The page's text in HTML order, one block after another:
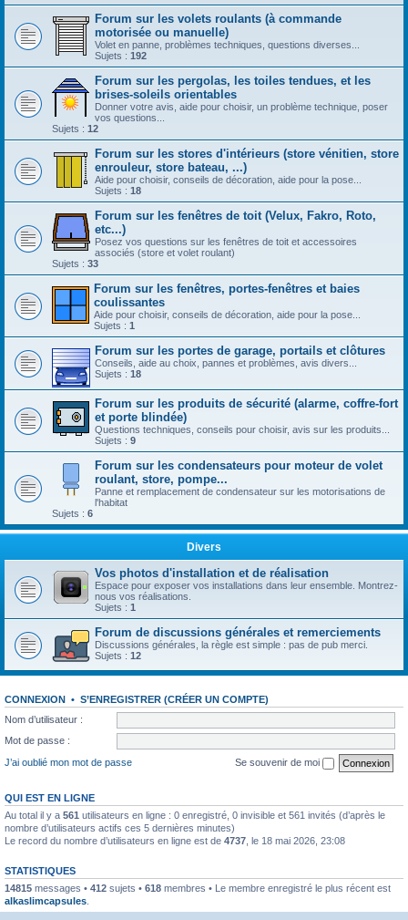
Forum sur les volets roulants (à commande
motorisée ou manuelle)
Volet en panne, problèmes techniques, questions diverses...
Sujets : 192
Forum sur les pergolas, les toiles tendues, et les
brises-soleils orientables
Donner votre avis, aide pour choisir, un problème technique, poser
vos questions...
Sujets : 12
Forum sur les stores d'intérieurs (store vénitien, store
enrouleur, store bateau, ...)
Aide pour choisir, conseils de décoration, aide pour la pose...
Sujets : 18
Forum sur les fenêtres de toit (Velux, Fakro, Roto,
etc...)
Posez vos questions sur les fenêtres de toit et accessoires
associés (store et volet roulant)
Sujets : 33
Forum sur les fenêtres, portes-fenêtres et baies
coulissantes
Aide pour choisir, conseils de décoration, aide pour la pose...
Sujets : 1
Forum sur les portes de garage, portails et clôtures
Conseils, aide au choix, pannes et problèmes, avis divers...
Sujets : 18
Forum sur les produits de sécurité (alarme, coffre-fort
et porte blindée)
Questions techniques, conseils pour choisir, avis sur les produits...
Sujets : 9
Forum sur les condensateurs pour moteur de volet
roulant, store, pompe...
Panne et remplacement de condensateur sur les motorisations de
l'habitat
Sujets : 6
Divers
Vos photos d'installation et de réalisation
Espace pour exposer vos installations dans leur ensemble. Montrez-
nous vos réalisations.
Sujets : 1
Forum de discussions générales et remerciements
Discussions générales, la règle est simple : pas de pub merci.
Sujets : 12
CONNEXION • S’ENREGISTRER (CRÉER UN COMPTE)
Nom d’utilisateur :
Mot de passe :
J’ai oublié mon mot de passe
Se souvenir de moi
QUI EST EN LIGNE
Au total il y a 561 utilisateurs en ligne : 0 enregistré, 0 invisible et 561 invités (d’après le
nombre d’utilisateurs actifs ces 5 dernières minutes)
Le record du nombre d’utilisateurs en ligne est de 4737 , le 18 mai 2026, 23:08
STATISTIQUES
14815 messages • 412 sujets • 618 membres • Le membre enregistré le plus récent est
alkaslimcapsules